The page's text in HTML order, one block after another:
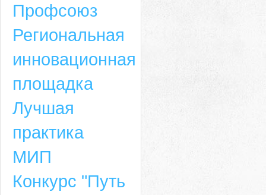
Профсоюз
Региональная
инновационная
площадка
Лучшая
практика
МИП
Конкурс "Путь